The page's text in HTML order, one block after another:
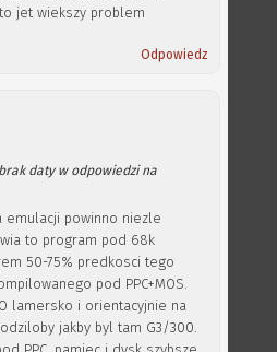
jet wiekszy problem
Odpowiedz
daty w odpowiedzi na
emulacji powinno niezle
to program pod 68k
50-75% predkosci tego
pod PPC+MOS.
lamersko i orientacyjnie na
jakby byl tam G3/300.